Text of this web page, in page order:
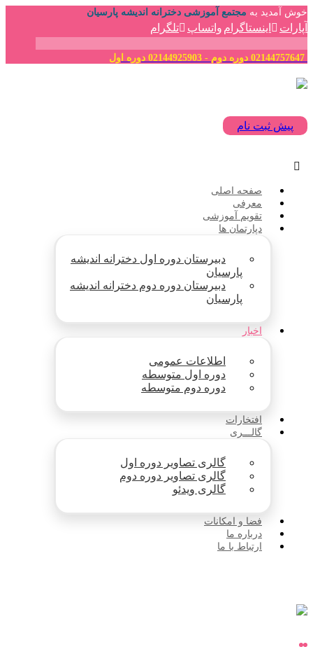
خوش آمدید به مجتمع آموزشی دخترانه اندیشه پارسیان
آپارات اینستاگرام واتساپ تلگرام
02144757647 دوره دوم - 02144925903 دوره اول
پیش ثبت نام
صفحه اصلی
معرفی
تقویم آموزشی
دپارتمان ها
دبیرستان دوره اول دخترانه اندیشه
پارسیان
دبیرستان دوره دوم دخترانه اندیشه
پارسیان
اخبار
اطلاعات عمومی
دوره اول متوسطه
دوره دوم متوسطه
افتخارات
گالـــری
گالری تصاویر دوره اول
گالری تصاویر دوره دوم
گالری ویدئو
فضا و امکانات
درباره ما
ارتباط با ما